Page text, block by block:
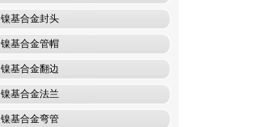
镍基合金封头
镍基合金管帽
镍基合金翻边
镍基合金法兰
镍基合金弯管